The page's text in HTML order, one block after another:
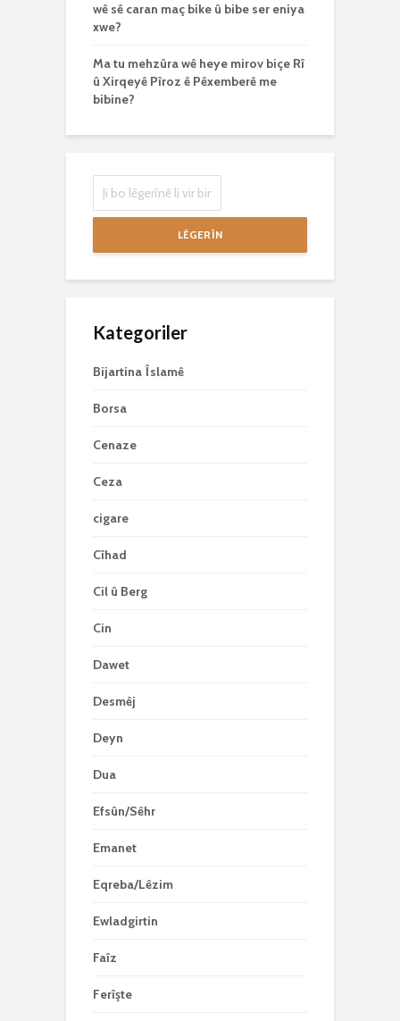
wê sê caran maç bike û bibe ser eniya
xwe?
Ma tu mehzûra wê heye mirov biçe Rî
û Xirqeyê Pîroz ê Pêxemberê me
bibine?
LÊGERÎN
Kategoriler
Bijartina Îslamê
Borsa
Cenaze
Ceza
cigare
Cîhad
Cil û Berg
Cin
Dawet
Desmêj
Deyn
Dua
Efsûn/Sêhr
Emanet
Eqreba/Lêzim
Ewladgirtin
Faîz
Ferîşte